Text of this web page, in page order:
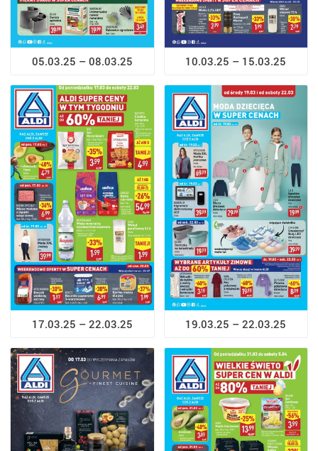
05.03.25 – 08.03.25 10.03.25 – 15.03.25
17.03.25 – 22.03.25 19.03.25 – 22.03.25